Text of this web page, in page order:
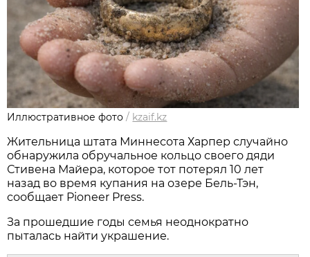
Иллюстративное фото / kzaif.kz
Жительница штата Миннесота Харпер случайно
обнаружила обручальное кольцо своего дяди
Стивена Майера, которое тот потерял 10 лет
назад во время купания на озере Бель-Тэн,
сообщает Pioneer Press.
За прошедшие годы семья неоднократно
пыталась найти украшение.